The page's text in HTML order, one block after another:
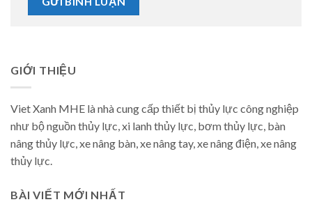
GIỚI THIỆU
Viet Xanh MHE là nhà cung cấp thiết bị thủy lực công nghiệp
như bộ nguồn thủy lực, xi lanh thủy lực, bơm thủy lực, bàn
nâng thủy lực, xe nâng bàn, xe nâng tay, xe nâng điện, xe nâng
thủy lực.
BÀI VIẾT MỚI NHẤT